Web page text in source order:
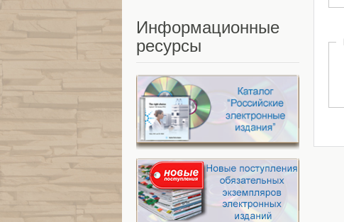
Информационные
ресурсы